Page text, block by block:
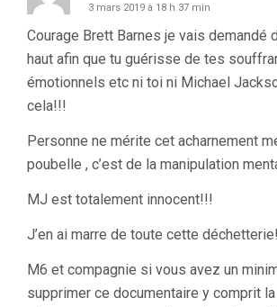
3 mars 2019 à 18 h 37 min
Courage Brett Barnes je vais demandé
haut afin que tu guérisse de tes
émotionnels etc ni toi ni Michael
cela!!!
Personne ne mérite cet acharnement
poubelle , c’est de la manipulation
MJ est totalement innocent!!!
J’en ai marre de toute cette
M6 et compagnie si vous avez un
supprimer ce documentaire y comprit